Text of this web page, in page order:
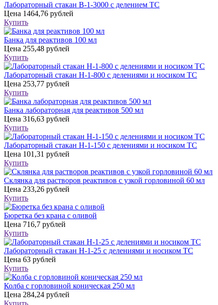
Лабораторный стакан В-1-3000 с делением ТС
Цена 1464,76 рублей
Купить
Банка для реактивов 100 мл
Цена 255,48 рублей
Купить
Лабораторный стакан Н-1-800 с делениями и носиком ТС
Цена 253,77 рублей
Купить
Банка лабораторная для реактивов 500 мл
Цена 316,63 рублей
Купить
Лабораторный стакан Н-1-150 с делениями и носиком ТС
Цена 101,31 рублей
Купить
Склянка для растворов реактивов с узкой горловиной 60 мл
Цена 233,26 рублей
Купить
Бюретка без крана с оливой
Цена 716,7 рублей
Купить
Лабораторный стакан Н-1-25 с делениями и носиком ТС
Цена 63 рублей
Купить
Колба с горловиной коническая 250 мл
Цена 284,24 рублей